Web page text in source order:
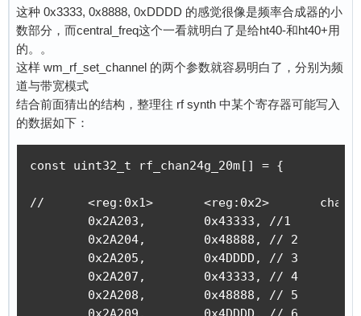
这种 0x3333, 0x8888, 0xDDDD 的感觉很像是频率合成器的小
数部分，而central_freq这个一看就明白了是给ht40-和ht40+用
的。。
这样 wm_rf_set_channel 的两个参数就容易明白了，分别为频
道与带宽模式
结合前面猜出的结构，整理往 rf synth 中某个寄存器可能写入
的数据如下：
const uint32_t rf_chan24g_20m[] = {
//	<reg:0x1>	<reg:0x2>	chan 	freq	reg			    int		frac